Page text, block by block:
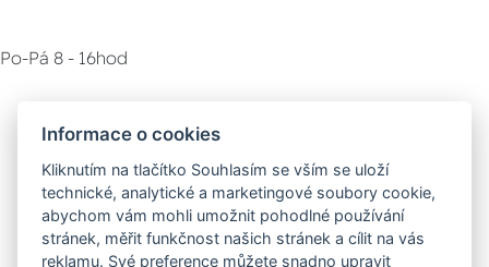
Po-Pá 8 - 16hod
Poradna
Možnosti dopravy
Informace o cookies
Kliknutím na tlačítko Souhlasím se vším se uloží
technické, analytické a marketingové soubory cookie,
abychom vám mohli umožnit pohodlné používání
stránek, měřit funkčnost našich stránek a cílit na vás
reklamu. Své preference můžete snadno upravit